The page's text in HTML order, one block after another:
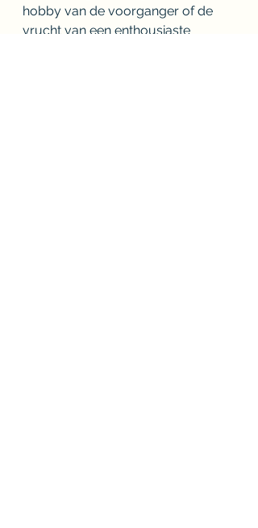
hobby van de voorganger of de
vrucht van een enthousiaste